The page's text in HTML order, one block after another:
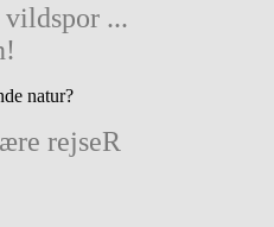
...
natur?
rejseR